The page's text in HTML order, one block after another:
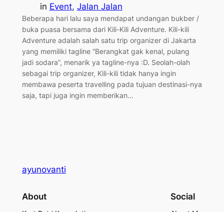
in Event, Jalan Jalan
Beberapa hari lalu saya mendapat undangan bukber /
buka puasa bersama dari Kili-Kili Adventure. Kili-kili
Adventure adalah salah satu trip organizer di Jakarta
yang memiliki tagline “Berangkat gak kenal, pulang
jadi sodara”, menarik ya tagline-nya :D. Seolah-olah
sebagai trip organizer, Kili-kili tidak hanya ingin
membawa peserta travelling pada tujuan destinasi-nya
saja, tapi juga ingin memberikan…
ayunovanti
About Social